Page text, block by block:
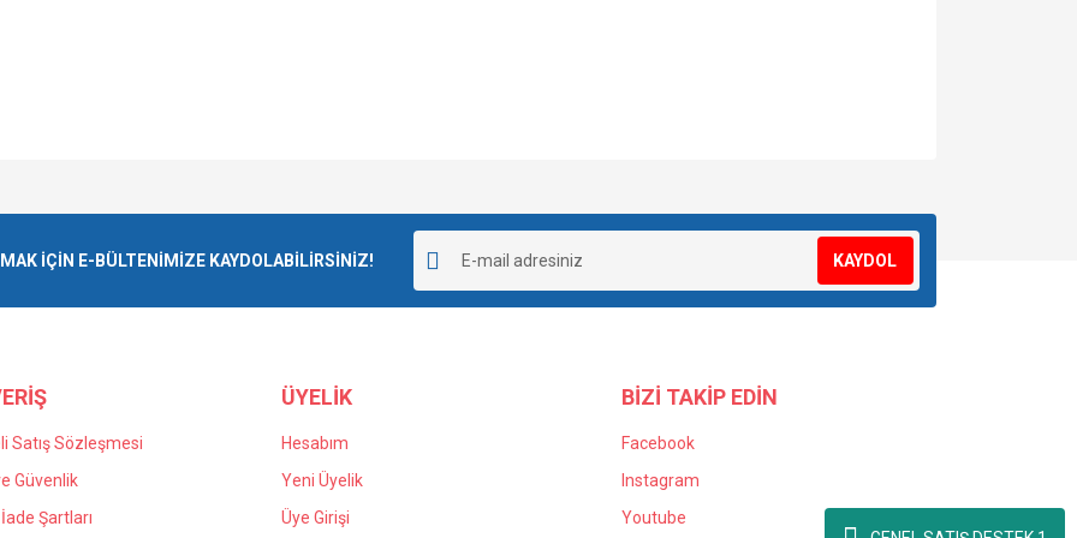
İÇİN E-BÜLTENİMİZE KAYDOLABİLİRSİNİZ! KAYDOL
Satış Sözleşmesi
Güvenlik
Şartları
ÜYELİK
Hesabım
Yeni Üyelik
Üye Girişi
BİZİ TAKİP EDİN
Facebook
Instagram
Youtube